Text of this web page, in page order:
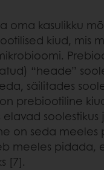
oma kasulikku
kiud, mis
“heade”
säilitades
prebiootiline
elavad
on seda
meeles pidada,
[7].